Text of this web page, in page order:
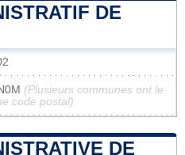
DE
(Plusieurs communes ont le
code postal)
DE